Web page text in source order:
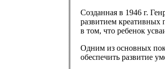
Созданная в 1946 г.
развитием креативных
в том, что ребенок
Одним из основных
обеспечить развитие